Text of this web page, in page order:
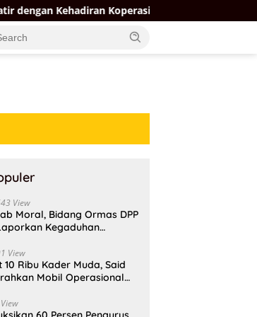
Koperasi Merah Putih
View
Moral, Bidang Ormas DPP
Kegaduhan
View
Ribu Kader Muda, Said
Mobil Operasional